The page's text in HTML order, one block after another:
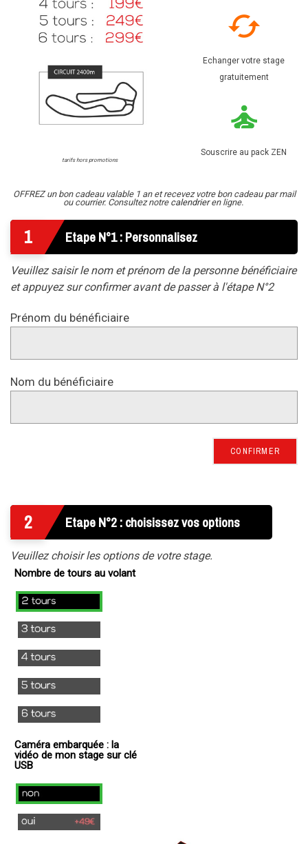
tarifs hors promotions
Echanger votre stage
gratuitement
Souscrire au pack ZEN
OFFREZ un bon cadeau valable 1 an et recevez votre bon cadeau par mail
ou courrier. Consultez notre calendrieren ligne.
1 Etape N°1 : Personnalisez
Veuillez saisir le nom et prénom de la personne bénéficiaire
et appuyez sur confirmer avant de passer à l'étape N°2
Prénom du bénéficiaire
Nom du bénéficiaire
CONFIRMER
2 Etape N°2 : choisissez vos options
Veuillez choisir les options de votre stage.
Nombre de tours au volant
2
3
4
5
6
Caméra embarquée : la
vidéo de mon stage sur clé
USB
non
oui